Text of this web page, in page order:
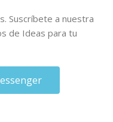
Suscríbete a nuestra
de Ideas para tu